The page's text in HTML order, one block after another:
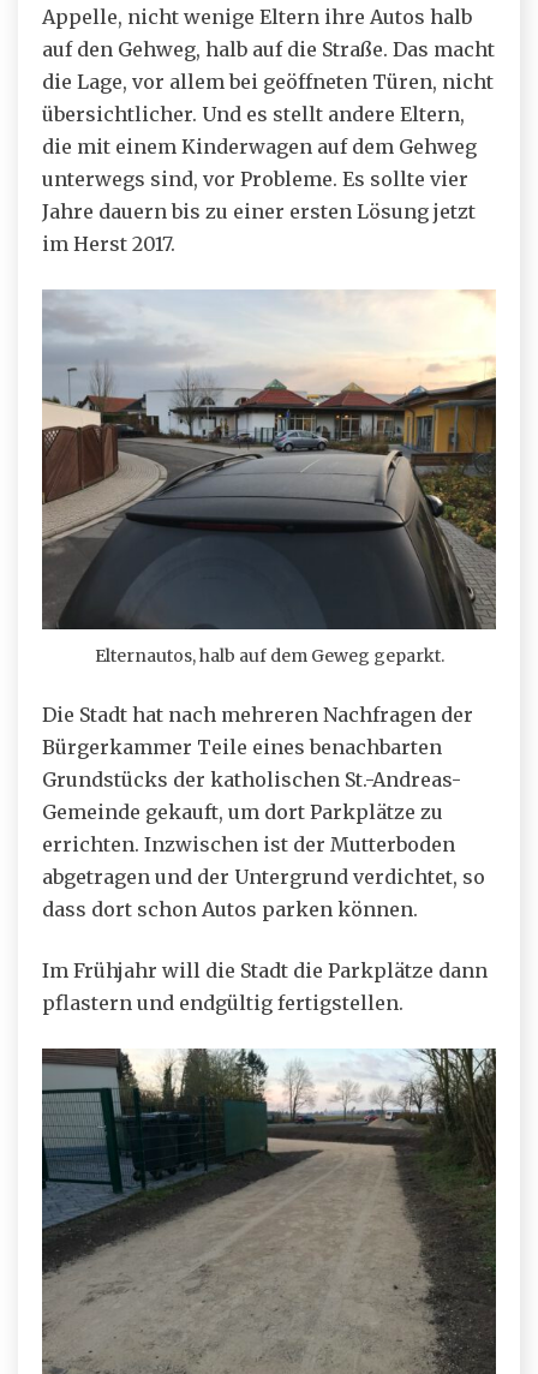
Appelle, nicht wenige Eltern ihre Autos halb
auf den Gehweg, halb auf die Straße. Das macht
die Lage, vor allem bei geöffneten Türen, nicht
übersichtlicher. Und es stellt andere Eltern,
die mit einem Kinderwagen auf dem Gehweg
unterwegs sind, vor Probleme. Es sollte vier
Jahre dauern bis zu einer ersten Lösung jetzt
im Herst 2017.
Elternautos, halb auf dem Geweg geparkt.
Die Stadt hat nach mehreren Nachfragen der
Bürgerkammer Teile eines benachbarten
Grundstücks der katholischen St.-Andreas-
Gemeinde gekauft, um dort Parkplätze zu
errichten. Inzwischen ist der Mutterboden
abgetragen und der Untergrund verdichtet, so
dass dort schon Autos parken können.
Im Frühjahr will die Stadt die Parkplätze dann
pflastern und endgültig fertigstellen.